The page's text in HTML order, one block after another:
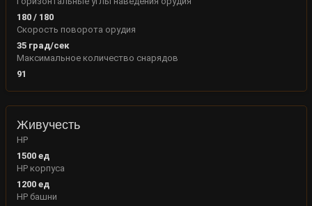
180 / 180
Скорость поворота орудия
35град/сек
Максимальное количество снарядов
91
Живучесть
HP
1500ед
HP корпуса
1200ед
HP башни